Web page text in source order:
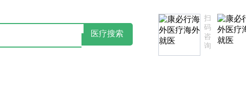
医疗搜索
扫
码
咨
询